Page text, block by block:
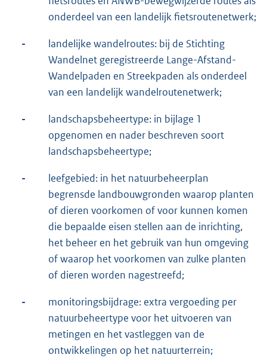
onderdeel van een landelijk fietsroutenetwerk;
-
landelijke wandelroutes: bij de Stichting
Wandelnet geregistreerde Lange-Afstand-
Wandelpaden en Streekpaden als onderdeel
van een landelijk wandelroutenetwerk;
-
landschapsbeheertype: in bijlage 1
opgenomen en nader beschreven soort
landschapsbeheertype;
-
leefgebied: in het natuurbeheerplan
begrensde landbouwgronden waarop planten
of dieren voorkomen of voor kunnen komen
die bepaalde eisen stellen aan de inrichting,
het beheer en het gebruik van hun omgeving
of waarop het voorkomen van zulke planten
of dieren worden nagestreefd;
-
monitoringsbijdrage: extra vergoeding per
natuurbeheertype voor het uitvoeren van
metingen en het vastleggen van de
ontwikkelingen op het natuurterrein;